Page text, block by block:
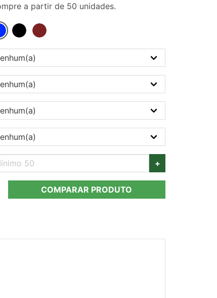
a partir de 50 unidades.
+
COMPARAR PRODUTO